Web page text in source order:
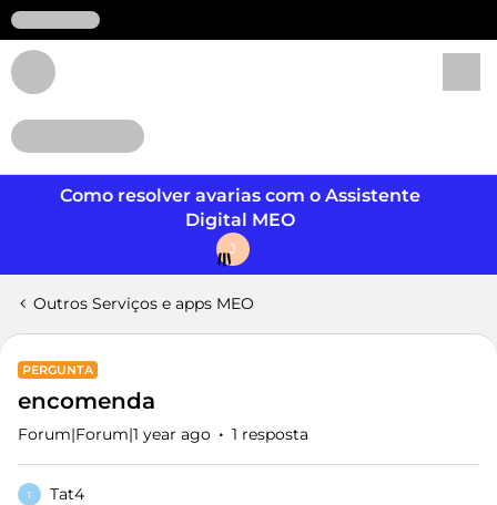
Como resolver avarias com o Assistente
Digital MEO
J
Outros Serviços e apps MEO
PERGUNTA
encomenda
Forum|Forum|1 year ago 1 resposta
T Tat4